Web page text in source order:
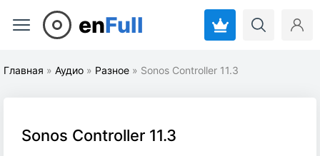
enFull
Главная » Аудио » Разное » Sonos Controller 11.3
Sonos Controller 11.3